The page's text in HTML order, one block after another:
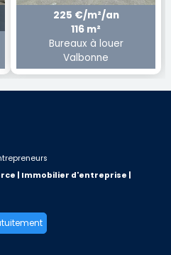
225 €/m²/an
116 m²
Bureaux à louer
Valbonne
| Immobilier d'entreprise |